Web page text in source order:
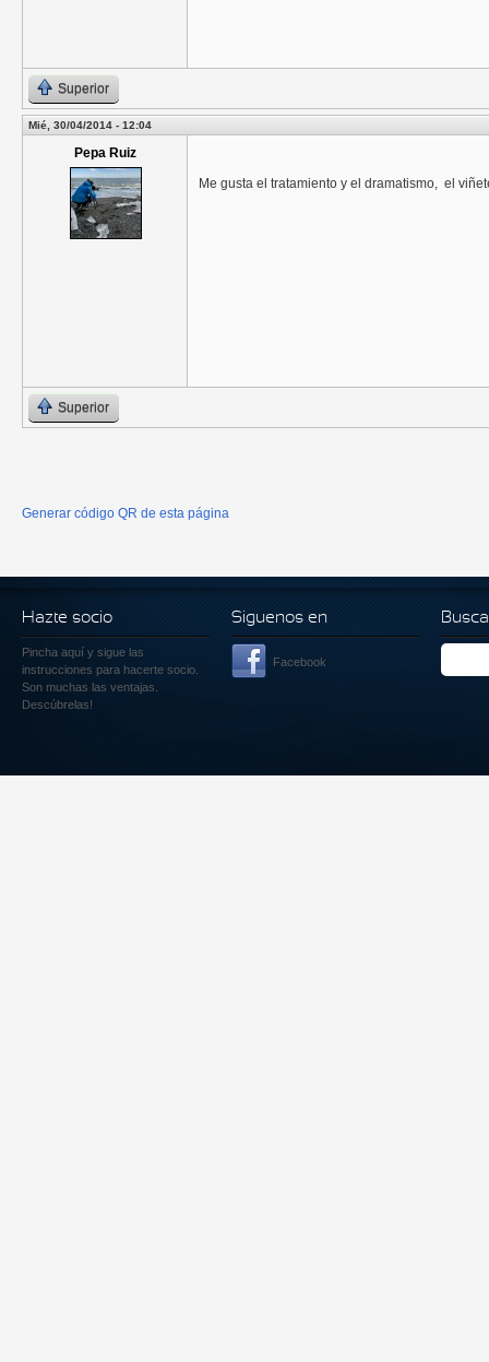
Superior
Mié, 30/04/2014 - 12:04
Pepa Ruiz
Me gusta el tratamiento y el dramatismo, el
Superior
Generar código QR de esta página
Hazte socio
Pincha aquí y sigue las
instrucciones para hacerte socio.
Son muchas las ventajas.
Descúbrelas!
Siguenos en
Facebook